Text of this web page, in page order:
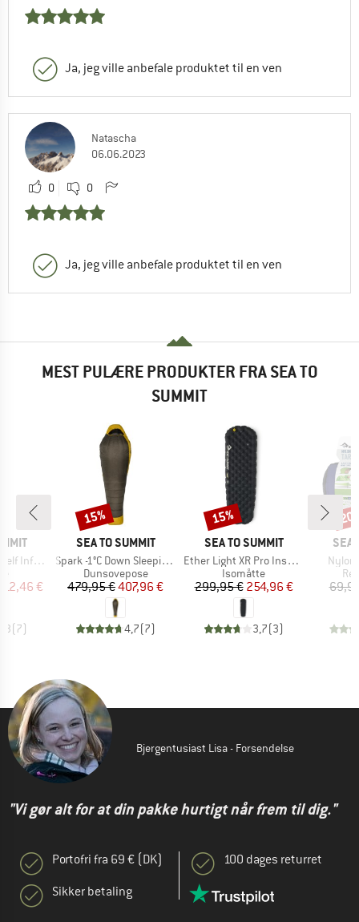
Ja, jeg ville anbefale produktet til en ven
Natascha
06.06.2023
0 0
Ja, jeg ville anbefale produktet til en ven
MEST PULÆRE PRODUKTER FRA SEA TO
SUMMIT
Mat
pris
€
(7)
MÆRKE
SEA TO SUMMIT
Artikel
Spark -1°C Down Sleeping Bag
Produktgruppe
Dunsovepose
Pris
479,95 €Nedsat pris
407,96 €
4,7(7)
Rabat
15%
MÆRKE
SEA TO SUMMIT
Artikel
Ether Light XR Pro Insulated ASC Mat
Produktgruppe
Isomåtte
Pris
299,95 €Nedsat pris
254,96 €
3,7(3)
Rabat
15%
SEA
Artikel
Nylon
Bjergentusiast Lisa - Forsendelse
"Vi gør alt for at din pakke hurtigt når frem til dig."
Portofri fra 69 € (DK)
Sikker betaling
100 dages returret